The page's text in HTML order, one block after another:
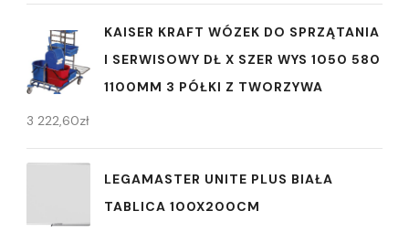
KAISER KRAFT WÓZEK DO SPRZĄTANIA
I SERWISOWY DŁ X SZER WYS 1050 580
1100MM 3 PÓŁKI Z TWORZYWA
3 222,60zł
LEGAMASTER UNITE PLUS BIAŁA
TABLICA 100X200CM